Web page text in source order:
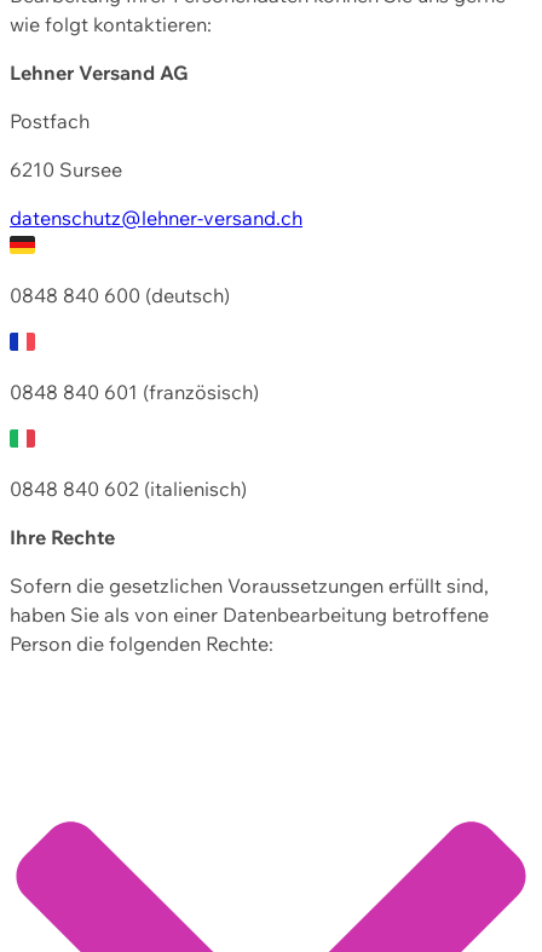
wie folgt kontaktieren:
Lehner Versand AG
Postfach
6210 Sursee
datenschutz@lehner-versand.ch
0848 840 600 (deutsch)
0848 840 601 (französisch)
0848 840 602 (italienisch)
Ihre Rechte
Sofern die gesetzlichen Voraussetzungen erfüllt sind,
haben Sie als von einer Datenbearbeitung betroffene
Person die folgenden Rechte: